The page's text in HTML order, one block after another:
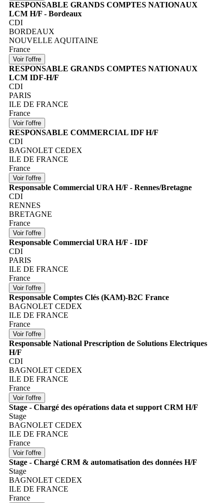
RESPONSABLE GRANDS COMPTES NATIONAUX
LCM H/F - Bordeaux
CDI
BORDEAUX
NOUVELLE AQUITAINE
France
RESPONSABLE GRANDS COMPTES NATIONAUX
LCM IDF-H/F
CDI
PARIS
ILE DE FRANCE
France
RESPONSABLE COMMERCIAL IDF H/F
CDI
BAGNOLET CEDEX
ILE DE FRANCE
France
Responsable Commercial URA H/F - Rennes/Bretagne
CDI
RENNES
BRETAGNE
France
Responsable Commercial URA H/F - IDF
CDI
PARIS
ILE DE FRANCE
France
Responsable Comptes Clés (KAM)-B2C France
BAGNOLET CEDEX
ILE DE FRANCE
France
Responsable National Prescription de Solutions Electriques
H/F
CDI
BAGNOLET CEDEX
ILE DE FRANCE
France
Stage - Chargé des opérations data et support CRM H/F
Stage
BAGNOLET CEDEX
ILE DE FRANCE
France
Stage - Chargé CRM & automatisation des données H/F
Stage
BAGNOLET CEDEX
ILE DE FRANCE
France